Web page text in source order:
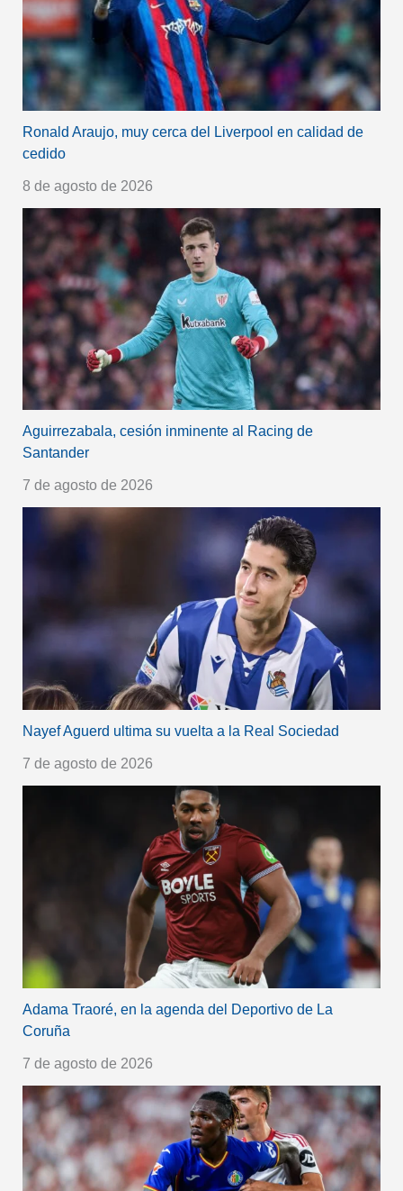
Ronald Araujo, muy cerca del Liverpool en calidad de
cedido
8 de agosto de 2026
Aguirrezabala, cesión inminente al Racing de
Santander
7 de agosto de 2026
Nayef Aguerd ultima su vuelta a la Real Sociedad
7 de agosto de 2026
Adama Traoré, en la agenda del Deportivo de La
Coruña
7 de agosto de 2026